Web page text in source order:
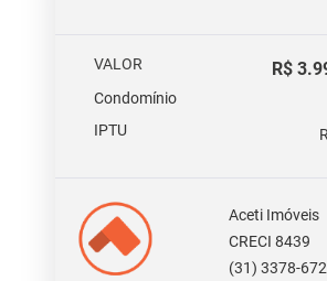
VALOR R$
Condomínio
IPTU
Aceti Imóveis
CRECI 8439
(31) 3378-